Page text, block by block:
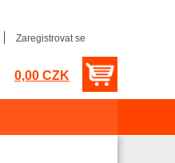
Zaregistrovat se
0,00 CZK